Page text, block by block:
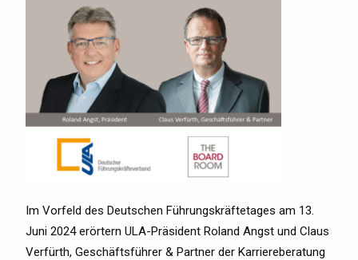
Im Vorfeld des Deutschen Führungskräftetages am 13.
Juni 2024 erörtern ULA-Präsident Roland Angst und Claus
Verfürth, Geschäftsführer & Partner der Karriereberatung